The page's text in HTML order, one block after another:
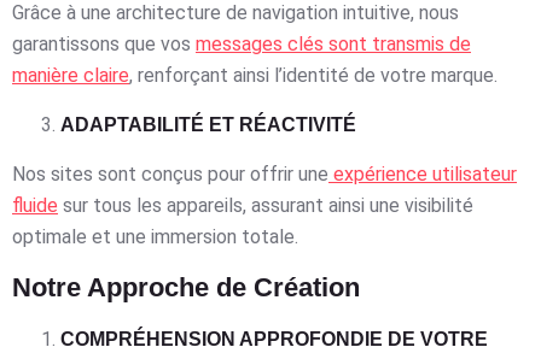
Grâce à une architecture de navigation intuitive, nous
garantissons que vos messages clés sont transmis de
manière claire, renforçant ainsi l’identité de votre marque.
ADAPTABILITÉ ET RÉACTIVITÉ
Nos sites sont conçus pour offrir une expérience utilisateur
fluide sur tous les appareils, assurant ainsi une visibilité
optimale et une immersion totale.
Notre Approche de Création
COMPRÉHENSION APPROFONDIE DE VOTRE